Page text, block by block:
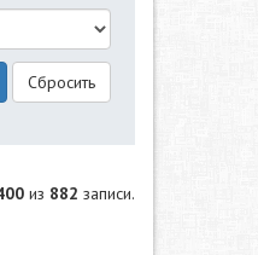
Сбросить
из 882 записи.